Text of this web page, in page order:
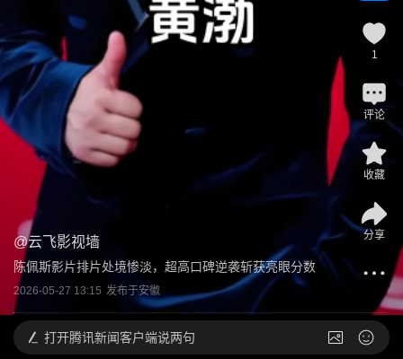
@云飞影视墙
陈佩斯影片排片处境惨淡，超高口碑逆袭斩获亮眼分数
2026-05-27 13:15 发布于安徽
1
评论
收藏
分享
打开腾讯新闻客户端说两句